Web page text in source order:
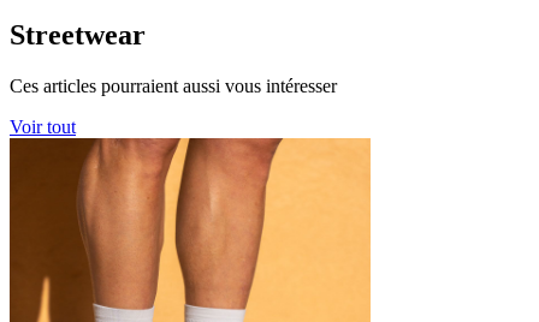
Streetwear
Ces articles pourraient aussi vous intéresser
Voir tout